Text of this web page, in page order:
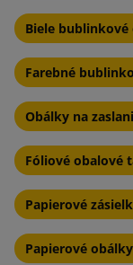
Biele
Farebné
Obálky na
Fóliové obalové
Papierové
Papierové